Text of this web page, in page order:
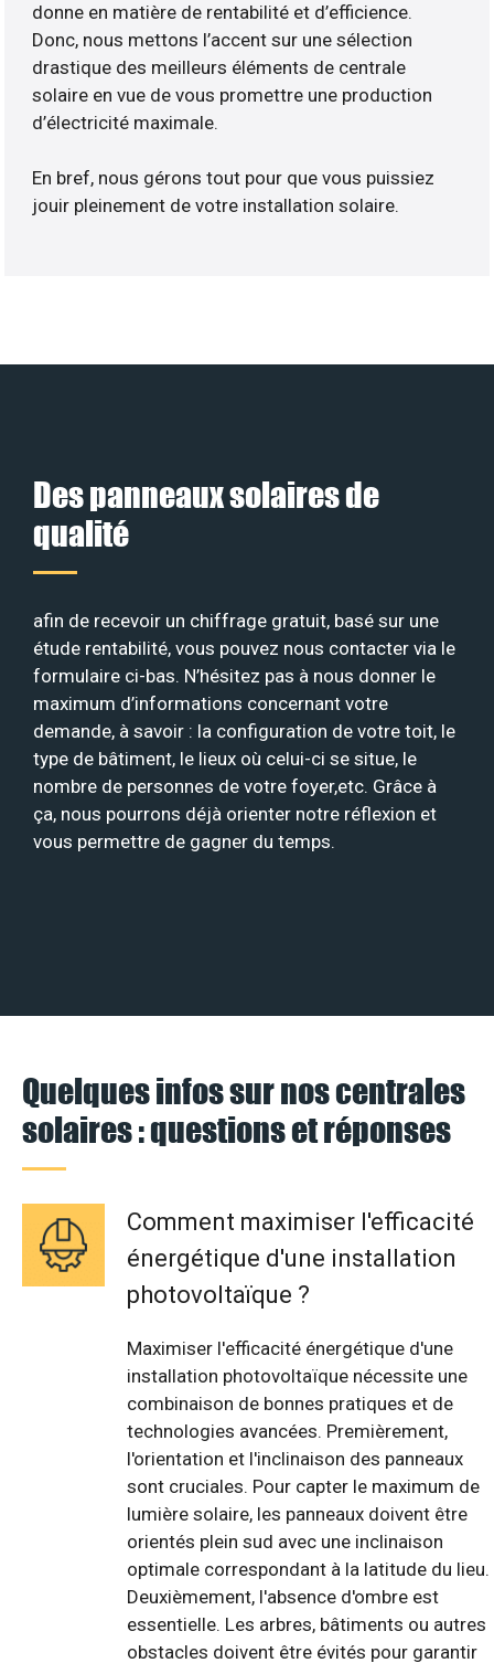
donne en matière de rentabilité et d’efficience.
Donc, nous mettons l’accent sur une sélection
drastique des meilleurs éléments de centrale
solaire en vue de vous promettre une production
d’électricité maximale.
En bref, nous gérons tout pour que vous puissiez
jouir pleinement de votre installation solaire.
Des panneaux solaires de
qualité
afin de recevoir un chiffrage gratuit, basé sur une
étude rentabilité, vous pouvez nous contacter via le
formulaire ci-bas. N’hésitez pas à nous donner le
maximum d’informations concernant votre
demande, à savoir : la configuration de votre toit, le
type de bâtiment, le lieux où celui-ci se situe, le
nombre de personnes de votre foyer,etc. Grâce à
ça, nous pourrons déjà orienter notre réflexion et
vous permettre de gagner du temps.
Quelques infos sur nos centrales
solaires : questions et réponses
Comment maximiser l'efficacité
énergétique d'une installation
photovoltaïque ?
Maximiser l'efficacité énergétique d'une
installation photovoltaïque nécessite une
combinaison de bonnes pratiques et de
technologies avancées. Premièrement,
l'orientation et l'inclinaison des panneaux
sont cruciales. Pour capter le maximum de
lumière solaire, les panneaux doivent être
orientés plein sud avec une inclinaison
optimale correspondant à la latitude du lieu.
Deuxièmement, l'absence d'ombre est
essentielle. Les arbres, bâtiments ou autres
obstacles doivent être évités pour garantir